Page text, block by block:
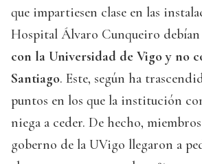
que impartiesen clase en las
Hospital Álvaro Cunqueiro debían
con la Universidad de Vigo y no
Santiago. Este, según ha
puntos en los que la institución
niega a ceder. De hecho,
goberno de la UVigo llegaron a